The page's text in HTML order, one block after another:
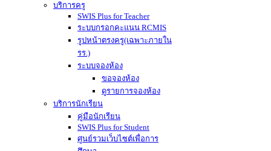
บริการครู
SWIS Plus for Teacher
ระบบกรอกคะแนน RCMIS
รูปหน้าตรงครู(เฉพาะภายใน
รร.)
ระบบจองห้อง
ขอจองห้อง
ดูรายการจองห้อง
บริการนักเรียน
คู่มือนักเรียน
SWIS Plus for Student
ศูนย์รวมเว็บไซต์เพื่อการ